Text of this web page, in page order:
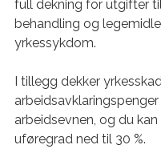
full dekning for utgifter
behandling og
yrkessykdom.
I tillegg dekker
arbeidsevnen, og du
uføregrad ned til 30 %.